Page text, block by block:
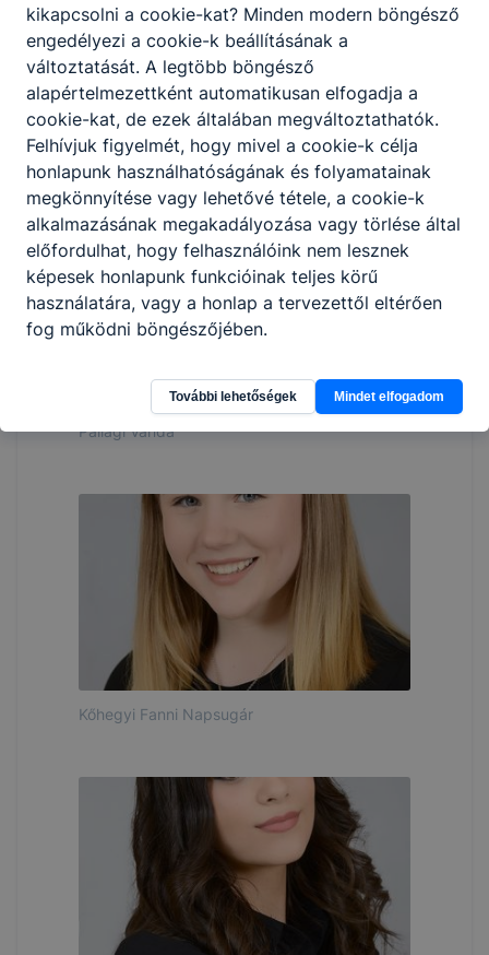
Lantos Vanessza
Pallagi Vanda
Kőhegyi Fanni Napsugár
kikapcsolni a cookie-kat? Minden modern böngésző
engedélyezi a cookie-k beállításának a
változtatását. A legtöbb böngésző
alapértelmezettként automatikusan elfogadja a
cookie-kat, de ezek általában megváltoztathatók.
Felhívjuk figyelmét, hogy mivel a cookie-k célja
honlapunk használhatóságának és folyamatainak
megkönnyítése vagy lehetővé tétele, a cookie-k
alkalmazásának megakadályozása vagy törlése által
előfordulhat, hogy felhasználóink nem lesznek
képesek honlapunk funkcióinak teljes körű
használatára, vagy a honlap a tervezettől eltérően
fog működni böngészőjében.
További lehetőségek Mindet elfogadom